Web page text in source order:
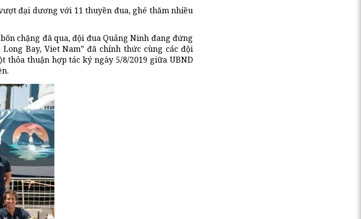
đại dương với 11 thuyền đua, ghé thăm nhiều
chặng đã qua, đội đua Quảng Ninh đang đứng
Bay, Viet Nam” đã chính thức cùng các đội
thỏa thuận hợp tác ký ngày 5/8/2019 giữa UBND